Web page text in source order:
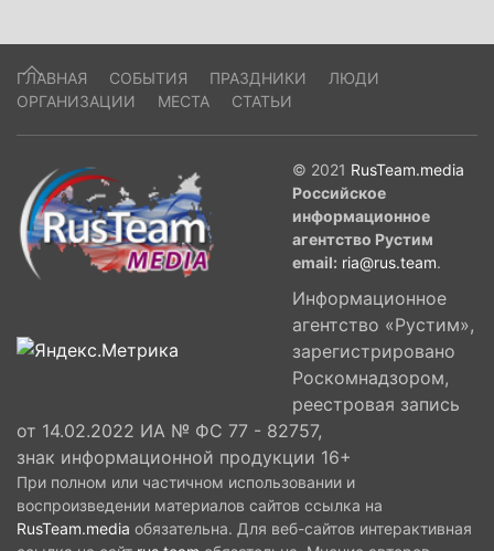
ГЛАВНАЯ СОБЫТИЯ ПРАЗДНИКИ
ЛЮДИ
ОРГАНИЗАЦИИ
МЕСТА СТАТЬИ
© 2021 RusTeam.media
Российское
информационное
агентство Рустим
email: ria@rus.team.
Информационное
агентство «Рустим»,
зарегистрировано
Роскомнадзором,
реестровая запись
от 14.02.2022 ИА № ФС 77 - 82757,
знак информационной продукции 16+
При полном или частичном использовании и
воспроизведении материалов сайтов ссылка на
RusTeam.media обязательна. Для веб-сайтов интерактивная